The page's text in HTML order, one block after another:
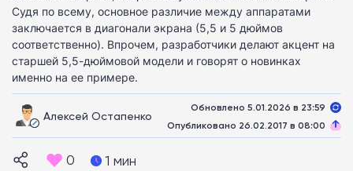
Судя по всему, основное различие между аппаратами
заключается в диагонали экрана (5,5 и 5 дюймов
соответственно). Впрочем, разработчики делают акцент на
старшей 5,5-дюймовой модели и говорят о новинках
именно на ее примере.
Алексей Остапенко
Обновлено 5.01.2026 в 23:59
Опубликовано 26.02.2017 в 08:00
0 1 мин